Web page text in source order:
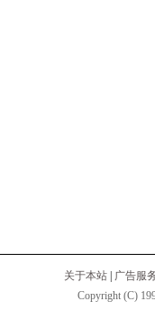
关于本站
广告服
Copyright (C)